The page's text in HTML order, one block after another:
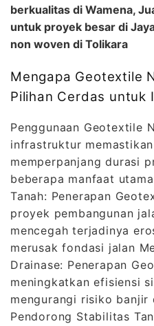
berkualitas di Wamena,
untuk proyek besar di
non woven di Tolikara
Mengapa Geotextile
Pilihan Cerdas untuk
Penggunaan Geotextile
infrastruktur
memperpanjang durasi
beberapa manfaat
Tanah: Penerapan
proyek pembangunan
mencegah terjadinya
merusak fondasi jalan
Drainase: Penerapan
meningkatkan efisiensi
mengurangi risiko banjir
Pendorong Stabilitas